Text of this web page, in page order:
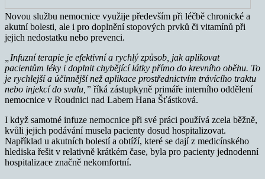
Novou službu nemocnice využije především při léčbě chronické a
akutní bolesti, ale i pro doplnění stopových prvků či vitamínů při
jejich nedostatku nebo prevenci.
„Infuzní terapie je efektivní a rychlý způsob, jak aplikovat
pacientům léky i doplnit chybějící látky přímo do krevního oběhu. To
je rychlejší a účinnější než aplikace prostřednictvím trávícího traktu
nebo injekcí do svalu,” říká zástupkyně primáře interního oddělení
nemocnice v Roudnici nad Labem Hana Šťástková.
I když samotné infuze nemocnice při své práci používá zcela běžně,
kvůli jejich podávání musela pacienty dosud hospitalizovat.
Například u akutních bolestí a obtíží, které se dají z medicínského
hlediska řešit v relativně krátkém čase, byla pro pacienty jednodenní
hospitalizace značně nekomfortní.